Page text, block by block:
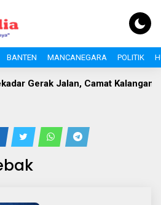
BANTEN MANCANEGARA POLITIK
Gerak Jalan, Camat